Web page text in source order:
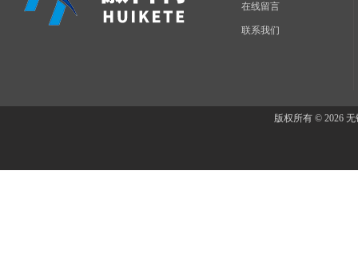
在线留言
联系我们
版权所有 © 2026